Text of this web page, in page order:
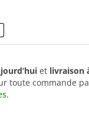
et livraison
toute commande
.